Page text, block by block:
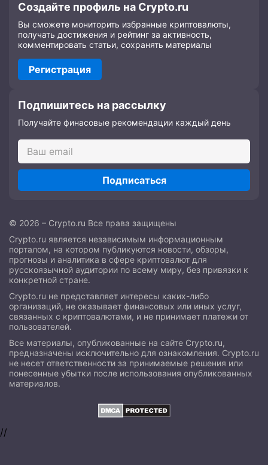
Создайте профиль на Crypto.ru
Вы сможете мониторить избранные криптовалюты,
получать достижения и рейтинг за активность,
комментировать статьи, сохранять материалы
Регистрация
Подпишитесь на рассылку
Получайте финасовые рекомендации каждый день
Подписаться
© 2026 – Crypto.ru Все права защищены
Crypto.ru является независимым информационным
порталом, на котором публикуются новости, обзоры,
прогнозы и аналитика в сфере криптовалют для
русскоязычной аудитории по всему миру, без привязки к
конкретной стране.
Crypto.ru не представляет интересы каких-либо
организаций, не оказывает финансовых или иных услуг,
связанных с криптовалютами, и не принимает платежи от
пользователей.
Все материалы, опубликованные на сайте Crypto.ru,
предназначены исключительно для ознакомления. Crypto.ru
не несет ответственности за принимаемые решения или
понесенные убытки после использования опубликованных
материалов.
//